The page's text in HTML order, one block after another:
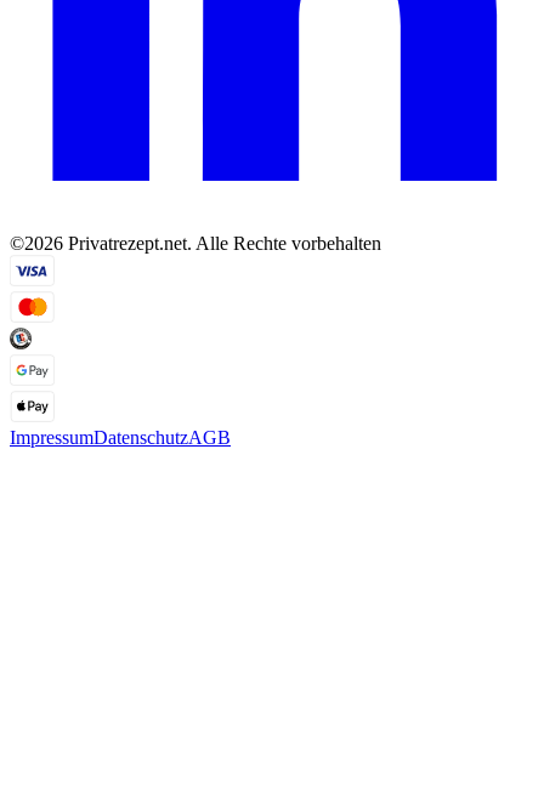
©2026 Privatrezept.net. Alle Rechte vorbehalten
ImpressumDatenschutzAGB